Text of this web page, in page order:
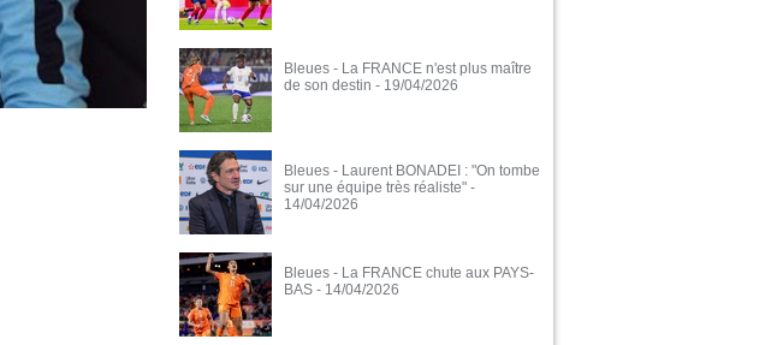
Bleues - La FRANCE n'est plus maître
de son destin - 19/04/2026
Bleues - Laurent BONADEI : "On tombe
sur une équipe très réaliste" -
14/04/2026
Bleues - La FRANCE chute aux PAYS-
BAS - 14/04/2026